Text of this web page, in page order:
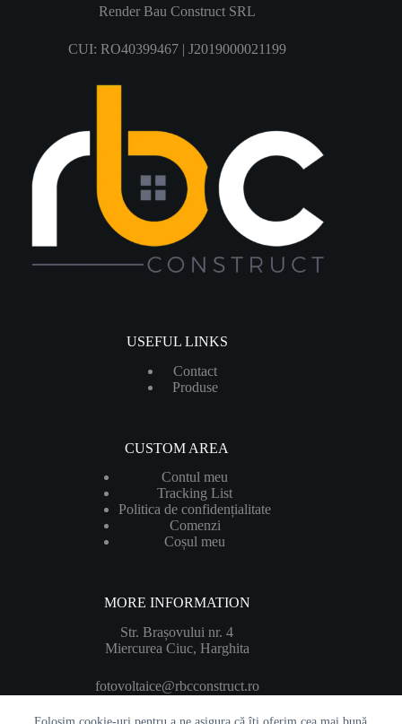
Render Bau Construct SRL
CUI: RO40399467 | J2019000021199
USEFUL LINKS
Contact
Produse
CUSTOM AREA
Contul meu
Tracking List
Politica de confidențialitate
Comenzi
Coșul meu
MORE INFORMATION
Str. Brașovului nr. 4
Miercurea Ciuc, Harghita
fotovoltaice@rbcconstruct.ro